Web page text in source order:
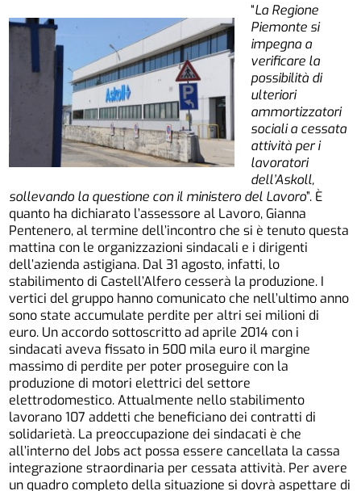
“La Regione
Piemonte si
impegna a
verificare la
possibilità di
ulteriori
ammortizzatori
sociali a cessata
attività per i
lavoratori
dell’Askoll,
sollevando la questione con il ministero del Lavoro”. È
quanto ha dichiarato l’assessore al Lavoro, Gianna
Pentenero, al termine dell’incontro che si è tenuto questa
mattina con le organizzazioni sindacali e i dirigenti
dell’azienda astigiana. Dal 31 agosto, infatti, lo
stabilimento di Castell’Alfero cesserà la produzione. I
vertici del gruppo hanno comunicato che nell’ultimo anno
sono state accumulate perdite per altri sei milioni di
euro. Un accordo sottoscritto ad aprile 2014 con i
sindacati aveva fissato in 500 mila euro il margine
massimo di perdite per poter proseguire con la
produzione di motori elettrici del settore
elettrodomestico. Attualmente nello stabilimento
lavorano 107 addetti che beneficiano dei contratti di
solidarietà. La preoccupazione dei sindacati è che
all’interno del Jobs act possa essere cancellata la cassa
integrazione straordinaria per cessata attività. Per avere
un quadro completo della situazione si dovrà aspettare di